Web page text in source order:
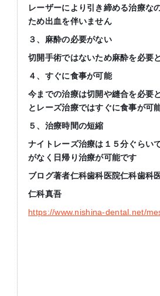
レーザーにより引き締める治療な
ため出血を伴いません
３、麻酔の必要がない
切開手術ではないため麻酔を必要
４、すぐに食事が可能
今までの治療は切開や縫合を必要
とレーズ治療ではすぐに食事が可
５、治療時間の短縮
ナイトレーズ治療は１５分ぐらい
がなく日帰り治療が可能です
ブログ著者仁科歯科医院仁科歯科
仁科真吾
https://www.nishina-dental.net/